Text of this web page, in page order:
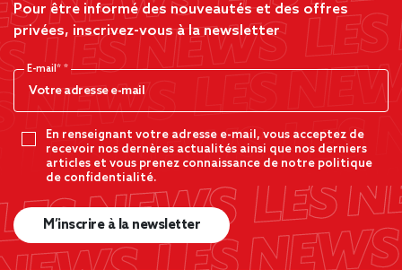
Pour être informé des nouveautés et des offres
privées, inscrivez-vous à la newsletter
E-mail*
En renseignant votre adresse e-mail, vous acceptez de
recevoir nos dernères actualités ainsi que nos derniers
articles et vous prenez connaissance de notre politique
de confidentialité.
M’inscrire à la newsletter